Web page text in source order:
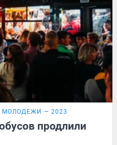
МОЛОДЕЖИ — 2023
продлили